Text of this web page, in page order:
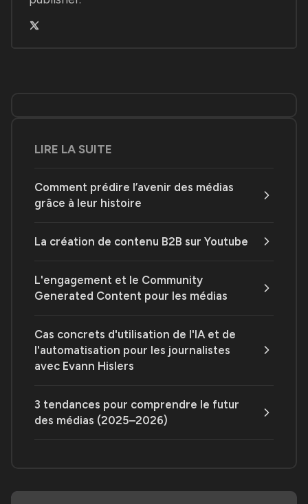
LIRE LA SUITE
Comment prédire l’avenir des médias
grâce à leur histoire
La création de contenu B2B sur Youtube
L'engagement et le Community
Generated Content pour les médias
Cas concrets d'utilisation de l'IA et de
l'automatisation pour les journalistes
avec Evann Hislers
3 tendances pour comprendre le futur
des médias (2025–2026)